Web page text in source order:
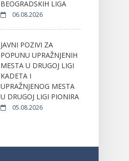
BEOGRADSKIH LIGA
06.08.2026
JAVNI POZIVI ZA
POPUNU UPRAŽNJENIH
MESTA U DRUGOJ LIGI
KADETA I
UPRAŽNJENOG MESTA
U DRUGOJ LIGI PIONIRA
05.08.2026